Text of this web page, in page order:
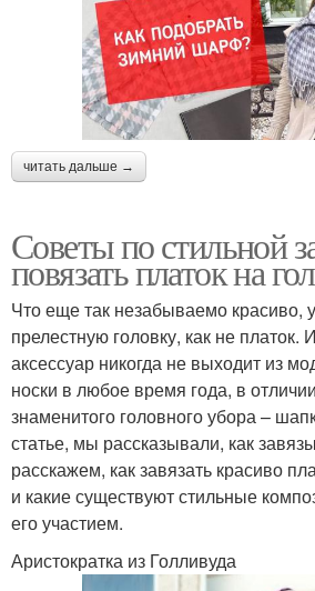
читать дальше →
Советы по стильной
повязать платок на
Что еще так незабываемо красиво,
прелестную головку, как не платок.
аксессуар никогда не выходит из
носки в любое время года, в
знаменитого головного убора –
статье, мы рассказывали, как
расскажем, как завязать красиво
и какие существуют стильные
его участием.
Аристократка из Голливуда